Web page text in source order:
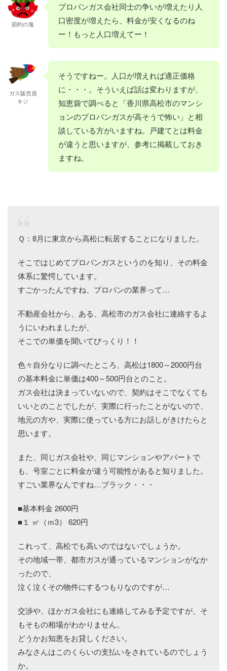
節約の鬼
プロパンガス会社同士の争いが増えたり人
口密度が増えたら、料金が安くなるのね
ー！もっと人口増えてー！
ガス販売員
キジ
そうですねー。人口が増えれば適正価格
に・・・。そういえば話は変わりますが、
知恵袋で調べると「香川県高松市のマンシ
ョンのプロパンガスが高そうで怖い」と相
談している方がいますね。戸建てとは料金
が違うと思いますが、参考に掲載しておき
ますね。
Ｑ：8月に東京から高松に転居することになりました。
そこではじめてプロパンガスというのを知り、その料金
体系に驚愕しています。
すごかったんですね、プロパンの業界って…
不動産会社から、ある、高松市のガス会社に連絡するよ
うにいわれましたが、
そこでの単価を聞いてびっくり！！
色々自分なりに調べたところ、高松は1800～2000円台
の基本料金に単価は400～500円台とのこと。
ガス会社は決まっていないので、契約はそこでなくても
いいとのことでしたが、実際に行ったことがないので、
地元の方や、実際に使っている方にお話しがきけたらと
思います。
また、同じガス会社や、同じマンションやアパートで
も、号室ごとに料金が違う可能性があると知りました。
すごい業界なんですね…ブラック・・・
■基本料金 2600円
■１ ㎥（ｍ3） 620円
これって、高松でも高いのではないでしょうか。
その地域一帯、都市ガスが通っているマンションがなか
ったので、
泣く泣くその物件にするつもりなのですが…
交渉や、ほかガス会社にも連絡してみる予定ですが、そ
もそもの相場がわかりません。
どうかお知恵をお貸しください。
みなさんはこのくらいの支払いをされているのでしょう
か。